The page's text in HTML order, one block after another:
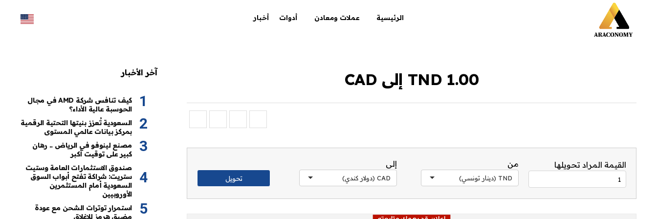
الرئيسية عملات ومعادن أدوات أخبار
1.00 TND إلى CAD
القيمة المراد تحويلها من
TND (دينار تونسي)
إلى
CAD (دولار كندي)
آخر الأخبار
كيف تنافس شركة AMD في مجال
الحوسبة عالية الأداء؟
السعودية تُعزز بنيتها التحتية الرقمية
بمركز بيانات عالمي المستوى
مصنع لينوفو في الرياض .. رهان
كبير على توقيت أكبر
صندوق الاستثمارات العامة وستيت
ستريت: شراكة تفتح أبواب السوق
السعودية أمام المستثمرين
الأوروبيين
استمرار توترات الشحن مع عودة
مضيق هرمز للإغلاق